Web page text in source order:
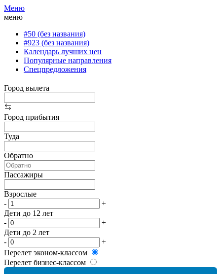
Меню
меню
#50 (без названия)
#923 (без названия)
Календарь лучших цен
Популярные направления
Спецпредложения
Город вылета
Город прибытия
Туда
Обратно
Пассажиры
Взрослые
-
+
Дети до 12 лет
-
+
Дети до 2 лет
-
+
Перелет эконом-классом
Перелет бизнес-классом